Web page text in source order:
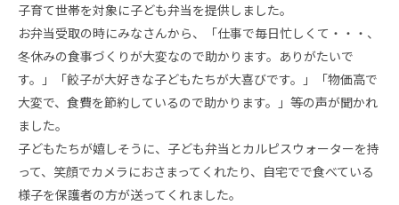
子育て世帯を対象に子ども弁当を提供しました。
お弁当受取の時にみなさんから、「仕事で毎日忙しくて・・・、
冬休みの食事づくりが大変なので助かります。ありがたいで
す。」「餃子が大好きな子どもたちが大喜びです。」「物価高で
大変で、食費を節約しているので助かります。」等の声が聞かれ
ました。
子どもたちが嬉しそうに、子ども弁当とカルピスウォーターを持
って、笑顔でカメラにおさまってくれたり、自宅でで食べている
様子を保護者の方が送ってくれました。